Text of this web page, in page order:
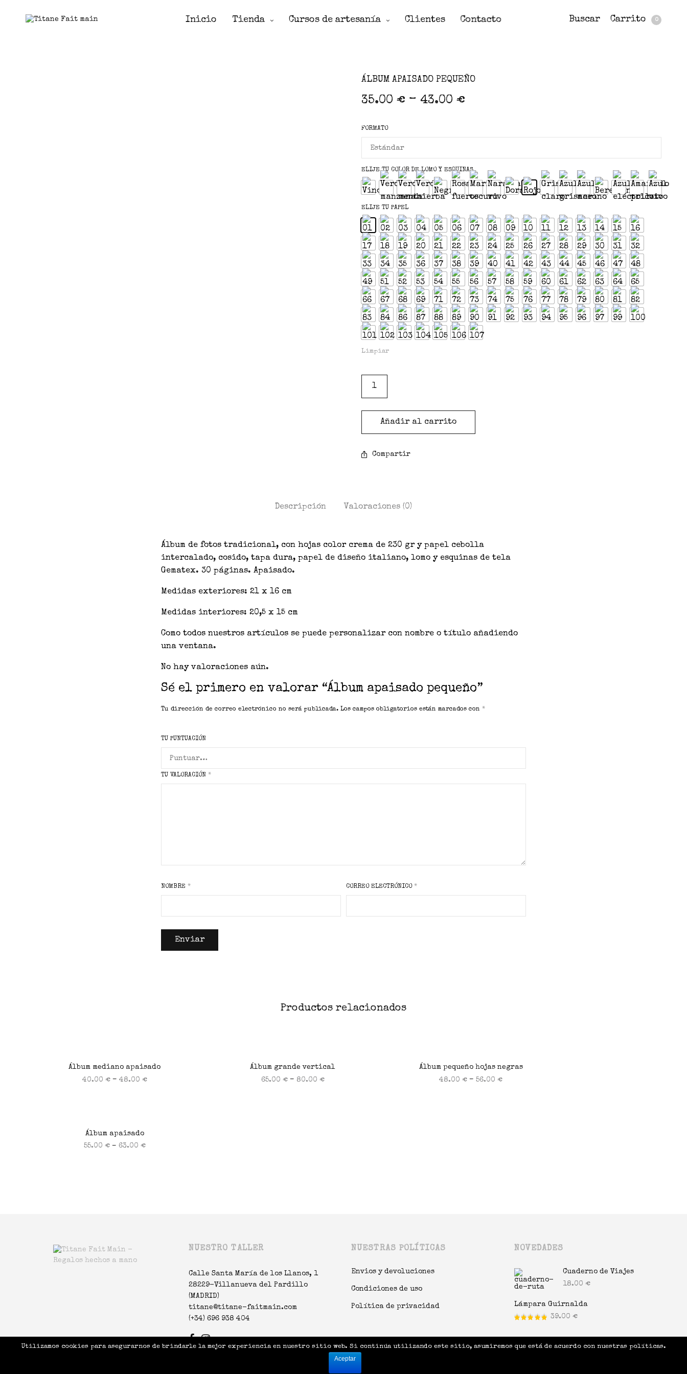
Inicio Tienda Cursos de artesanía Clientes Contacto Buscar Carrito 0
ÁLBUM APAISADO PEQUEÑO
35.00 € – 43.00 €
FORMATO
ELIJE TU COLOR DE LOMO Y ESQUINAS
ELIJE TU PAPEL
Limpiar
Añadir al carrito
Compartir
Descripción Valoraciones (0)
Álbum de fotos tradicional, con hojas color crema de 230 gr y papel cebolla
intercalado, cosido, tapa dura, papel de diseño italiano, lomo y esquinas de tela
Gematex. 30 páginas. Apaisado.
Medidas exteriores: 21 x 16 cm
Medidas interiores: 20,5 x 15 cm
Como todos nuestros artículos se puede personalizar con nombre o título añadiendo
una ventana.
No hay valoraciones aún.
Sé el primero en valorar “Álbum apaisado pequeño”
Tu dirección de correo electrónico no será publicada. Los campos obligatorios están marcados con*
TU PUNTUACIÓN
TU VALORACIÓN*
NOMBRE* CORREO ELECTRÓNICO *
Productos relacionados
Álbum mediano apaisado
40.00 €– 48.00 €
Álbum grande vertical
65.00 €– 80.00 €
Álbum pequeño hojas negras
48.00€ –56.00€
Álbum apaisado
55.00 €– 63.00 €
NUESTRO TALLER
Calle Santa María de los Llanos, 1
28229-Villanueva del Pardillo
(MADRID)
titane@titane-faitmain.com
(+34) 696 938 404
NUESTRAS POLÍTICAS
Envios y devoluciones
Condiciones de uso
Política de privacidad
NOVEDADES
Cuaderno de Viajes
18.00 €
Lámpara Guirnalda
Valorado
39.00 €
Utilizamos cookies para asegurarnos de brindarle la mejor experiencia en nuestro sitio web. Si continúa utilizando este sitio, asumiremos que está de acuerdo con nuestras políticas.
Aceptar